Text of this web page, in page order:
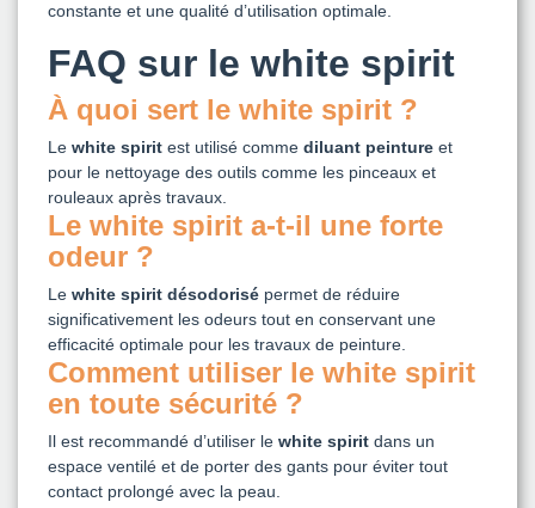
constante et une qualité d’utilisation optimale.
FAQ sur le white spirit
À quoi sert le white spirit ?
Le white spirit est utilisé comme diluant peinture et
pour le nettoyage des outils comme les pinceaux et
rouleaux après travaux.
Le white spirit a-t-il une forte
odeur ?
Le white spirit désodorisé permet de réduire
significativement les odeurs tout en conservant une
efficacité optimale pour les travaux de peinture.
Comment utiliser le white spirit
en toute sécurité ?
Il est recommandé d’utiliser le white spirit dans un
espace ventilé et de porter des gants pour éviter tout
contact prolongé avec la peau.